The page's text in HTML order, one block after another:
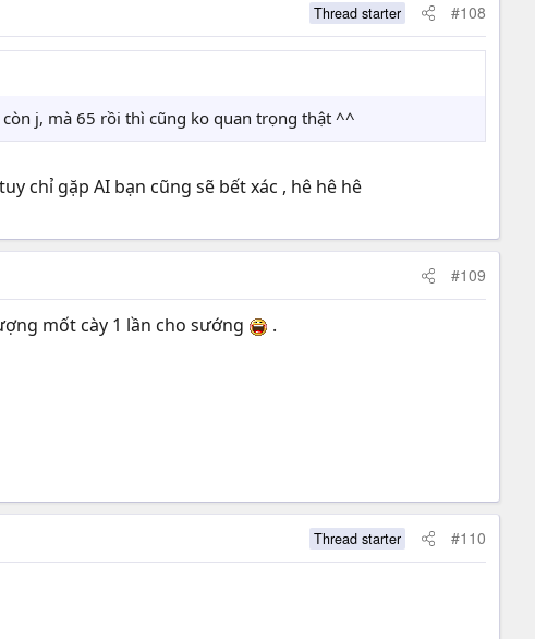
Thread starter #108
j, mà 65 rồi thì cũng ko quan trọng thật ^^
chỉ gặp AI bạn cũng sẽ bết xác , hê hê hê
#109
mốt cày 1 lần cho sướng .
Thread starter #110